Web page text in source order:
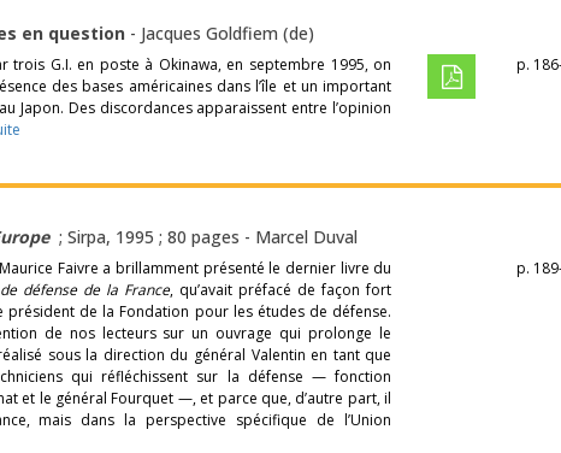
en question - Jacques Goldfiem (de)
trois G.I. en poste à Okinawa, en septembre 1995, on
des bases américaines dans l’île et un important
Japon. Des discordances apparaissent entre l’opinion
p.
; Sirpa, 1995 ; 80 pages - Marcel Duval
Faivre a brillamment présenté le dernier livre du
défense de la France, qu’avait préfacé de façon fort
de la Fondation pour les études de défense.
de nos lecteurs sur un ouvrage qui prolonge le
sous la direction du général Valentin en tant que
qui réfléchissent sur la défense — fonction
et le général Fourquet —, et parce que, d’autre part, il
mais dans la perspective spécifique de l’Union
p.